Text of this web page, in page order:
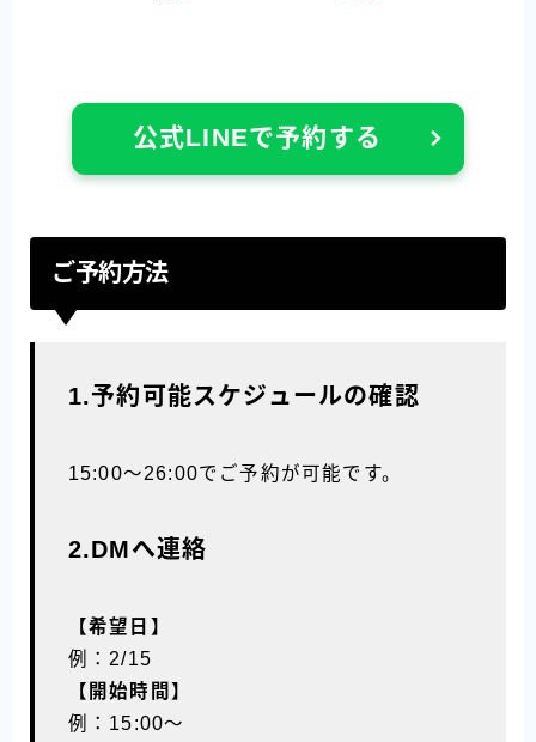
公式LINEで予約する
ご予約方法
1.予約可能スケジュールの確認
15:00〜26:00でご予約が可能です。
2.DMへ連絡
【希望日】
例：2/15
【開始時間】
例：15:00〜